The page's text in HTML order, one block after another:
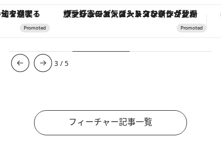
ヴァシュロン・コンスタンタン「オーヴァーシーズ・オートマティック」。旅愛好家のお気に入りコレクションから、ジェンダーレスな新作が登場
3 / 5
フィーチャー記事一覧